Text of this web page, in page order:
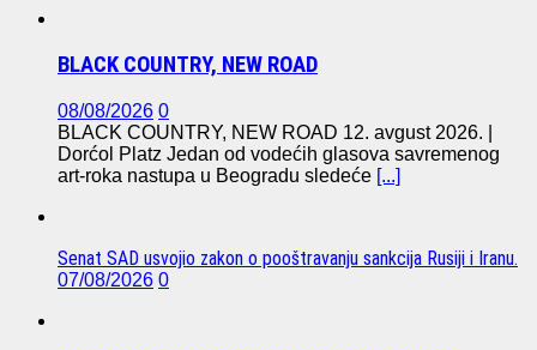
BLACK COUNTRY, NEW ROAD
08/08/2026 0
BLACK COUNTRY, NEW ROAD 12. avgust 2026. |
Dorćol Platz Jedan od vodećih glasova savremenog
art-roka nastupa u Beogradu sledeće [...]
Senat SAD usvojio zakon o pooštravanju sankcija Rusiji i Iranu.
07/08/2026 0